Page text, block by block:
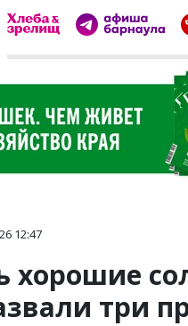
12:47
хорошие
три